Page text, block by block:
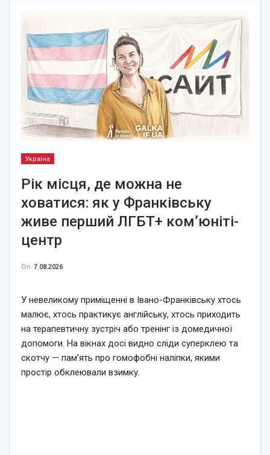
Україна
Рік місця, де можна не
ховатися: як у Франківську
живе перший ЛГБТ+ ком’юніті-
центр
On 7.08.2026
У невеликому приміщенні в Івано-Франківську хтось
малює, хтось практикує англійську, хтось приходить
на терапевтичну зустріч або тренінг із домедичної
допомоги. На вікнах досі видно сліди суперклею та
скотчу — пам’ять про гомофобні наліпки, якими
простір обклеювали взимку.